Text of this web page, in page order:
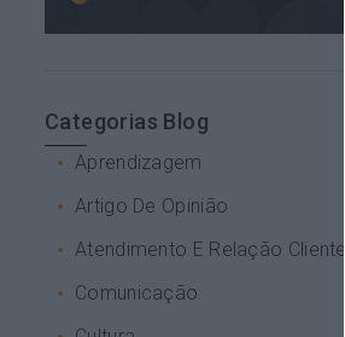
Categorias Blog
Aprendizagem
Artigo De Opinião
Atendimento E Relação Cliente
Comunicação